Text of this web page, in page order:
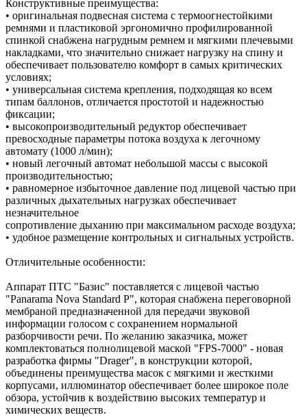
Конструктивные преимущества:
• оригинальная подвесная система с термоогнестойкими
ремнями и пластиковой эргономично профилированной
спинкой снабжена нагрудным ремнем и мягкими плечевыми
накладками, что значительно снижает нагрузку на спину и
обеспечивает пользователю комфорт в самых критических
условиях;
• универсальная система крепления, подходящая ко всем
типам баллонов, отличается простотой и надежностью
фиксации;
• высокопроизводительный редуктор обеспечивает
превосходные параметры потока воздуха к легочному
автомату (1000 л/мин);
• новый легочный автомат небольшой массы с высокой
производительностью;
• равномерное избыточное давление под лицевой частью при
различных дыхательных нагрузках обеспечивает
незначительное
сопротивление дыханию при максимальном расходе воздуха;
• удобное размещение контрольных и сигнальных устройств.
Отличительные особенности:
Аппарат ПТС "Базис" поставляется с лицевой частью
"Panarama Nova Standard Р", которая снабжена переговорной
мембраной предназначенной для передачи звуковой
информации голосом с сохранением нормальной
разборчивости речи. По желанию заказчика, может
комплектоваться полнолицевой маской "FPS-7000" - новая
разработка фирмы "Drager", в конструкции которой,
объединены преимущества масок с мягкими и жесткими
корпусами, иллюминатор обеспечивает более широкое поле
обзора, устойчив к воздействию высоких температур и
химических веществ.